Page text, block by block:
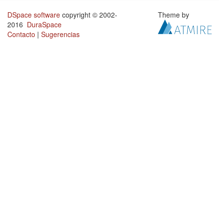
DSpace software copyright © 2002-
2016 DuraSpace
Contacto | Sugerencias
Theme by